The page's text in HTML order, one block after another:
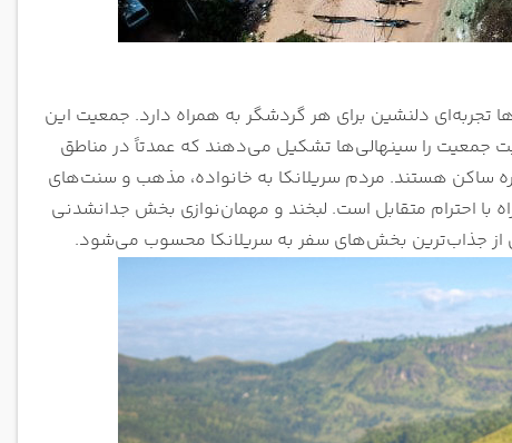
تجربه‌ای دلنشین برای هر گردشگر به همراه دارد. جمعیت این
جمعیت را سینهالی‌ها تشکیل می‌دهند که عمدتاً در مناطق
ساکن هستند. مردم سریلانکا به خانواده، مذهب و سنت‌های
احترام متقابل است. لبخند و مهمان‌نوازی بخش جدانشدنی
از جذاب‌ترین بخش‌های سفر به سریلانکا محسوب می‌شود.